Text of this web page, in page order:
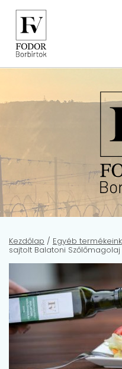
Kezdőlap / Egyéb termékeink
sajtolt Balatoni